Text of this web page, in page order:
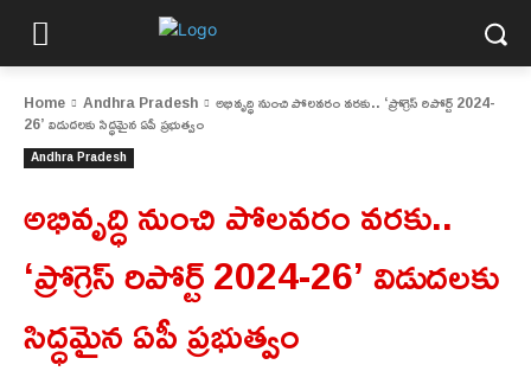
Home Andhra Pradesh అభివృద్ధి నుంచి పోలవరం వరకు.. ‘ప్రోగ్రెస్ రిపోర్ట్ 2024-
26’ విడుదలకు సిద్ధమైన ఏపీ ప్రభుత్వం
Andhra Pradesh
అభివృద్ధి నుంచి పోలవరం వరకు..
‘ప్రోగ్రెస్ రిపోర్ట్ 2024-26’ విడుదలకు
సిద్ధమైన ఏపీ ప్రభుత్వం